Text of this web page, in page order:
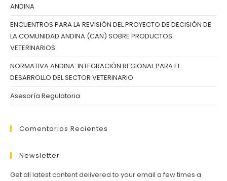
ANDINA
ENCUENTROS PARA LA REVISIÓN DEL PROYECTO DE DECISIÓN DE
LA COMUNIDAD ANDINA (CAN) SOBRE PRODUCTOS
VETERINARIOS
NORMATIVA ANDINA: INTEGRACIÓN REGIONAL PARA EL
DESARROLLO DEL SECTOR VETERINARIO
Asesoría Regulatoria
Comentarios Recientes
Newsletter
Get all latest content delivered to your email a few times a